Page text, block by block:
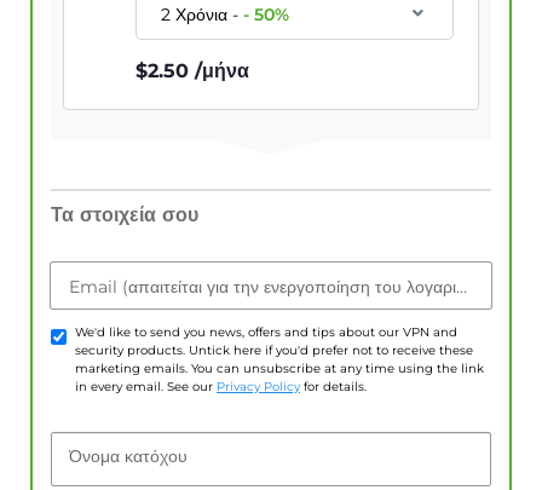
2 Χρόνια--50%
$2.50 /μήνα
Τα στοιχεία σου
Email (απαιτείται για την ενεργοποίηση του λογαριασμού)
We'd like to send you news, offers and tips about our VPN and
security products. Untick here if you'd prefer not to receive these
marketing emails. You can unsubscribe at any time using the link
in every email. See our Privacy Policy for details.
Όνομα κατόχου